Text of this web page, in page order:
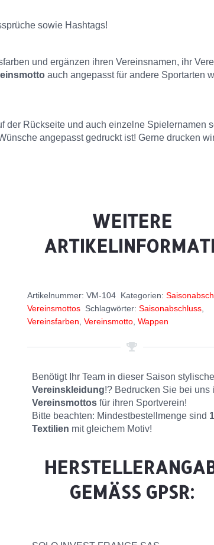
sowie Hashtags!
und ergänzen ihren Vereinsnamen, ihr
auch angepasst für andere Sportarten
Rückseite und auch einzelne Spielernamen
angepasst gedruckt ist! Gerne drucken
WEITERE
Artikelnummer: VM-104 Kategorien:
Vereinsmottos Schlagwörter:Saisonabschluss,
Vereinsfarben, Vereinsmotto, Wappen
Benötigt Ihr Team in dieser Saison stylische
Vereinskleidung!? Bedrucken Sie bei uns
Vereinsmottosfür ihren Sportverein!
Bitte beachten: Mindestbestellmenge sind
Textilien mit gleichem Motiv!
GEMÄSS GPSR: